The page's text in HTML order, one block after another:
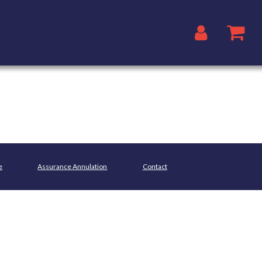
Assurance Annulation Contact